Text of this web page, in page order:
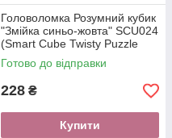
Головоломка Розумний кубик
"Змійка синьо-жовта" SCU024
(Smart Cube Twisty Puzzle
Snake "Ukraine")
Готово до відправки
228 ₴
Купити